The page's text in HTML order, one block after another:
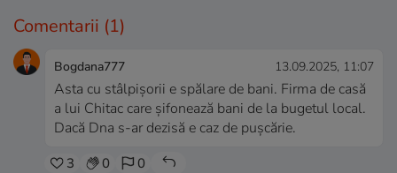
Comentarii (1)
Bogdana777 13.09.2025, 11:07
Asta cu stâlpișorii e spălare de bani. Firma de casă
a lui Chitac care șifonează bani de la bugetul local.
Dacă Dna s-ar dezisă e caz de pușcărie.
3 0 0